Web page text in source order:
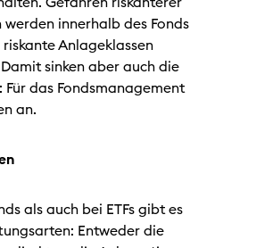
innerhalb des Fonds
Anlageklassen
sinken aber auch die
Für das Fondsmanagement
an.
als auch bei ETFs gibt es
Entweder die